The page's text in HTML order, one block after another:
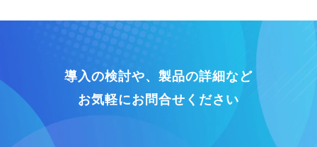
導入の検討や、製品の詳細など
お気軽にお問合せください